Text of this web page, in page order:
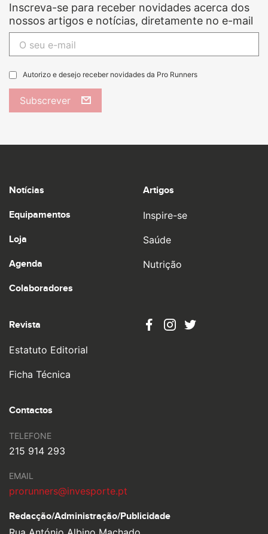
Inscreva-se para receber novidades acerca dos
nossos artigos e notícias, diretamente no e-mail
Autorizo e desejo receber novidades da Pro Runners
Subscrever
Notícias
Equipamentos
Loja
Agenda
Colaboradores
Artigos
Inspire-se
Saúde
Nutrição
Revista
Estatuto Editorial
Ficha Técnica
Contactos
TELEFONE
215 914 293
EMAIL
prorunners@invesporte.pt
Redacção/Administração/Publicidade